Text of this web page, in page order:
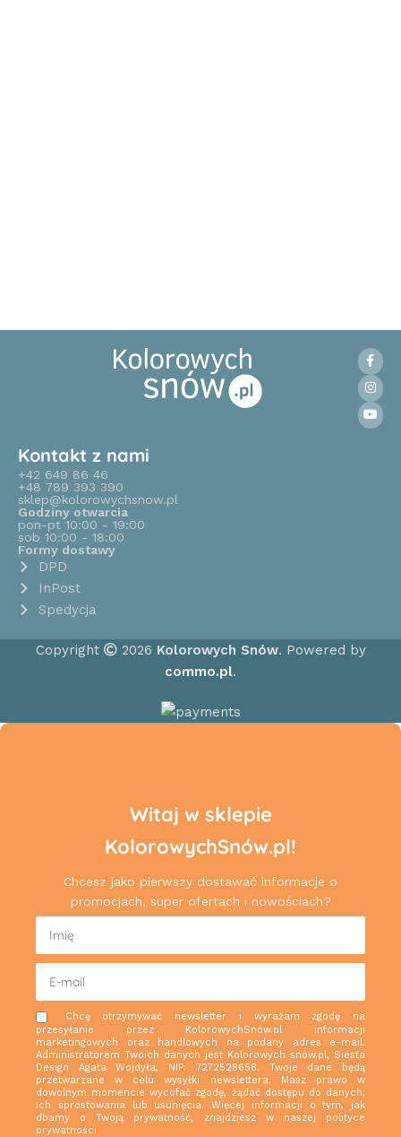
Kontakt z nami
+42 649 86 46
+48 789 393 390
sklep@kolorowychsnow.pl
Godziny otwarcia
pon-pt 10:00 - 19:00
sob 10:00 - 18:00
Formy dostawy
DPD
InPost
Spedycja
Copyright 2026 Kolorowych Snów. Powered by
commo.pl.
Witaj w sklepie
KolorowychSnów.pl!
Chcesz jako pierwszy dostawać informacje o
promocjach, super ofertach i nowościach?
Chcę otrzymywać newsletter i wyrażam zgodę na
przesyłanie przez KolorowychSnów.pl informacji
marketingowych oraz handlowych na podany adres e-mail.
Administratorem Twoich danych jest Kolorowych snów.pl, Siesta
Design Agata Wojdyła, NIP: 7272528658. Twoje dane będą
przetwarzane w celu wysyłki newslettera. Masz prawo w
dowolnym momencie wycofać zgodę, żądać dostępu do danych,
ich sprostowania lub usunięcia. Więcej informacji o tym, jak
dbamy o Twoją prywatność, znajdziesz w naszej polityce
prywatności